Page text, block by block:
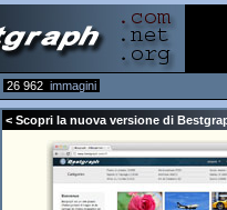
26 962 immagini
< Scopri la nuova versione di